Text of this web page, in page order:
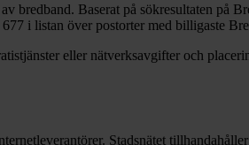
bredband. Baserat på sökresultaten på
677 i listan över postorter med billigaste
eller nätverksavgifter och
Stadsnätet